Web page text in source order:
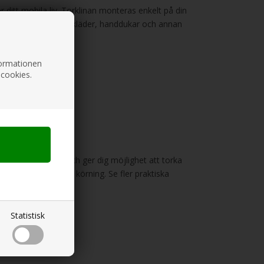
Statistisk
mobila liv. Torklinan monteras enkelt på din
upphängning av kläder, handdukar och annan
i Europa och ger dig möjlighet att torka
torklinan före körning. Se fler praktiska